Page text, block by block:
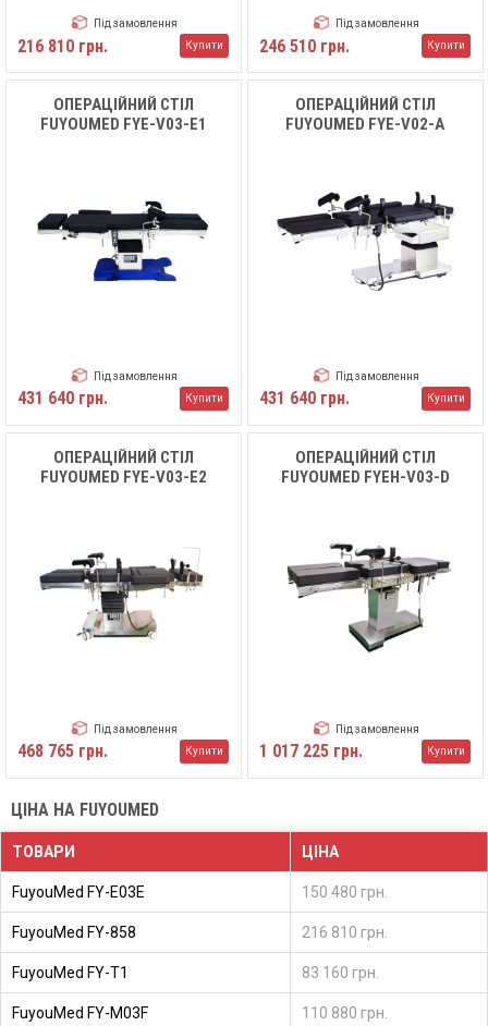
Під замовлення
216 810 грн. Купити
Під замовлення
246 510 грн. Купити
ОПЕРАЦІЙНИЙ СТІЛ
FUYOUMED FYE-V03-E1
Під замовлення
431 640 грн. Купити
ОПЕРАЦІЙНИЙ СТІЛ
FUYOUMED FYE-V02-A
Під замовлення
431 640 грн. Купити
ОПЕРАЦІЙНИЙ СТІЛ
FUYOUMED FYE-V03-E2
Під замовлення
468 765 грн. Купити
ОПЕРАЦІЙНИЙ СТІЛ
FUYOUMED FYEH-V03-D
Під замовлення
1 017 225 грн. Купити
ЦІНА НА FUYOUMED
ТОВАРИ ЦІНА
FuyouMed FY-E03E 150 480 грн.
FuyouMed FY-858 216 810 грн.
FuyouMed FY-T1 83 160 грн.
FuyouMed FY-M03F 110 880 грн.